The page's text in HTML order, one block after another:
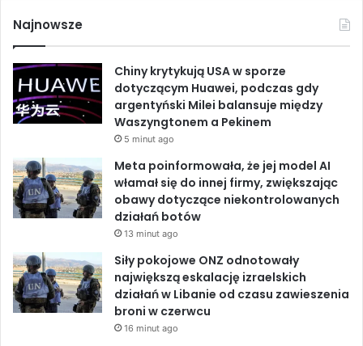
o
m
c
z
e
g
o
e
b
o
o
k
k
e
d
n
T
u
b
Najnowsze
Chiny krytykują USA w sporze
dotyczącym Huawei, podczas gdy
argentyński Milei balansuje między
Waszyngtonem a Pekinem
5 minut ago
Meta poinformowała, że jej model AI
włamał się do innej firmy, zwiększając
obawy dotyczące niekontrolowanych
działań botów
13 minut ago
Siły pokojowe ONZ odnotowały
największą eskalację izraelskich
działań w Libanie od czasu zawieszenia
broni w czerwcu
16 minut ago